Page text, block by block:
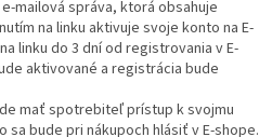
mailová správa, ktorá obsahuje
na linku aktivuje svoje konto na E-
linku do 3 dní od registrovania v E-
aktivované a registrácia bude
mať spotrebiteľ prístup k svojmu
bude pri nákupoch hlásiť v E-shope.